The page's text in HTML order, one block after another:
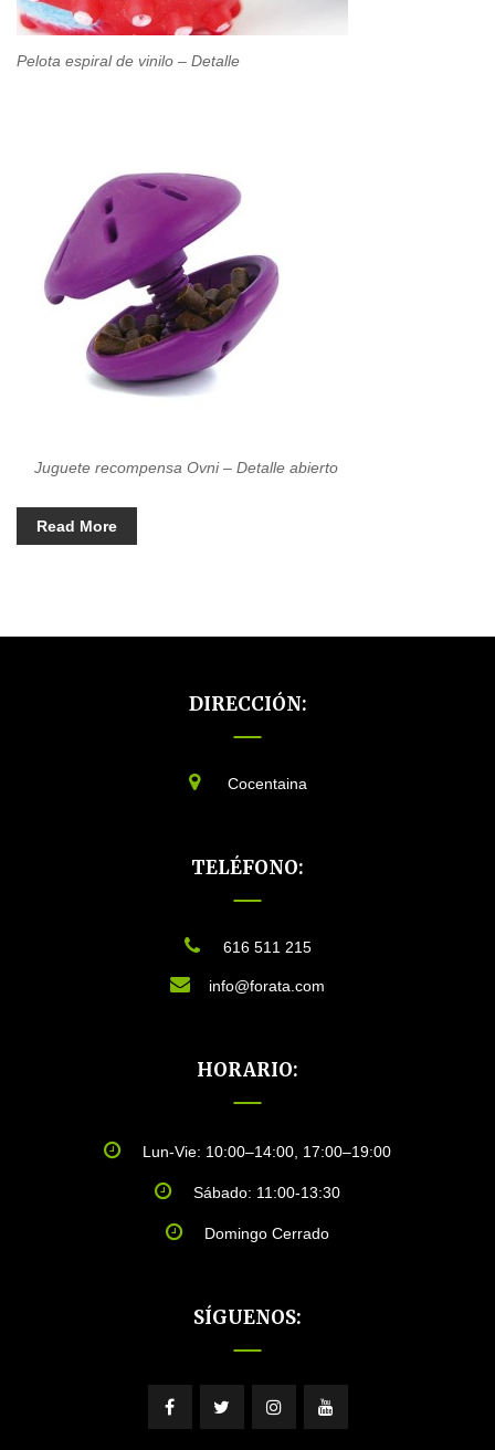
Pelota espiral de vinilo – Detalle
Juguete recompensa Ovni – Detalle abierto
Read More
DIRECCIÓN:
Cocentaina
TELÉFONO:
616 511 215
info@forata.com
HORARIO:
Lun-Vie: 10:00–14:00, 17:00–19:00
Sábado: 11:00-13:30
Domingo Cerrado
SÍGUENOS: